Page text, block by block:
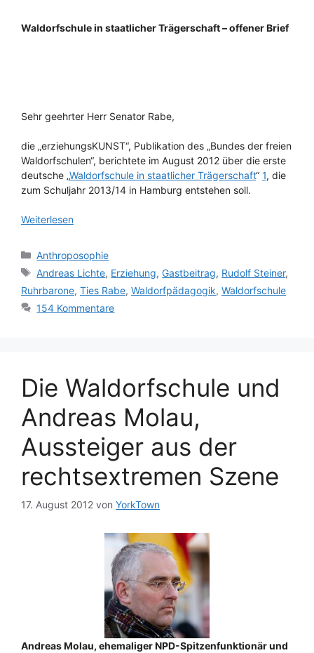
Waldorfschule in staatlicher Trägerschaft – offener Brief
Sehr geehrter Herr Senator Rabe,
die „erziehungsKUNST“, Publikation des „Bundes der freien
Waldorfschulen“, berichtete im August 2012 über die erste
deutsche „Waldorfschule in staatlicher Trägerschaft“ 1, die
zum Schuljahr 2013/14 in Hamburg entstehen soll.
Weiterlesen
Kategorien
Anthroposophie
Schlagwörter
Andreas Lichte, Erziehung,Gastbeitrag, Rudolf Steiner,
Ruhrbarone, Ties Rabe, Waldorfpädagogik, Waldorfschule
154 Kommentare
Die Waldorfschule und
Andreas Molau,
Aussteiger aus der
rechtsextremen Szene
17. August 2012 von YorkTown
Andreas Molau, ehemaliger NPD-Spitzenfunktionär und